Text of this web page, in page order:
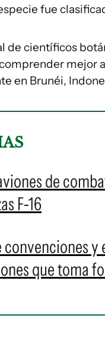
fue
de científicos
mejor
en Brunéi,
de
F-16
que toma